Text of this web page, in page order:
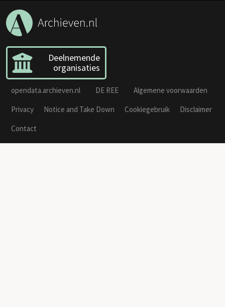
Deelnemende
organisaties
opendata.archieven.nl DE REE
Algemene voorwaarden
Privacy
Notice and Take Down Cookiegebruik
Disclaimer
Contact